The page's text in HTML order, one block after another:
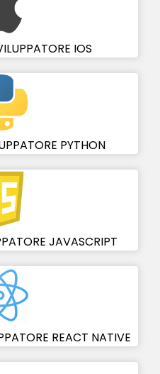
IOS
PYTHON
JAVASCRIPT
REACT NATIVE